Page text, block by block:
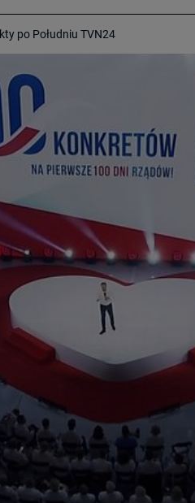
po Południu TVN24